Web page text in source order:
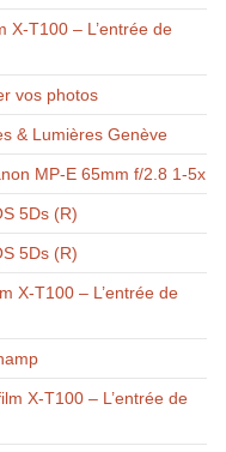
X-T100 – L’entrée de
vos photos
& Lumières Genève
MP-E 65mm f/2.8 1-5x
5Ds (R)
5Ds (R)
X-T100 – L’entrée de
X-T100 – L’entrée de